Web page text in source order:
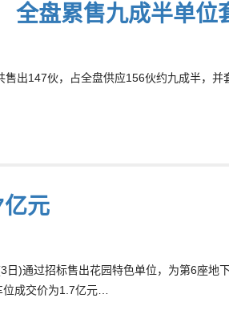
盘累售九成半单位
出147伙，占全盘供应156伙约九成半，并
元
)通过招标售出花园特色单位，为第6座地
位成交价为1.7亿元…